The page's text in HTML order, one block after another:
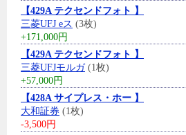
【429A テクセンドフォト 】
三菱UFJ eス (3枚)
+171,000円
【429A テクセンドフォト 】
三菱UFJモルガ(1枚)
+57,000円
【428A サイプレス・ホー 】
大和証券 (1枚)
-3,500円